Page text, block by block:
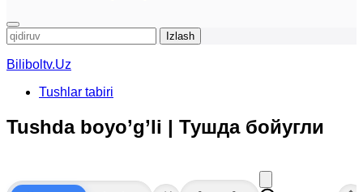
Qidirshish:
Biliboltv.Uz
Tushlar tabiri
Tushda boyo’g’li | Тушда бойугли